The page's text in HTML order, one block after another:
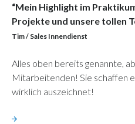
“Mein Highlight im
Projekte und unsere tollen
Tim / Sales Innendienst
Alles oben bereits genannte,
Mitarbeitenden! Sie schaffen
wirklich auszeichnet!